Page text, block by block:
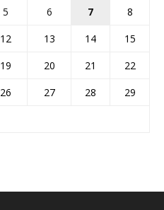
5 6 7
8
12 13 14
15
19 20 21
22
26 27 28
29